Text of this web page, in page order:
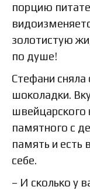
порцию
золотистую
по душе!
Стефани сняла
шоколадки.
швейцарского
памятного с
память и есть
себе.
– И сколько у